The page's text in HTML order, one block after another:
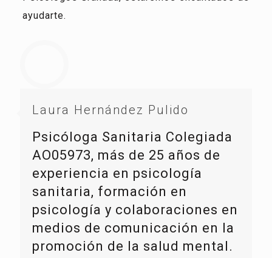
ayudarte.
Laura Hernández Pulido
Psicóloga Sanitaria Colegiada
AO05973, más de 25 años de
experiencia en psicología
sanitaria, formación en
psicología y colaboraciones en
medios de comunicación en la
promoción de la salud mental.